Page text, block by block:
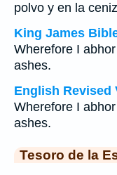
polvo y en la
King James
Wherefore I abhor
ashes.
English Revised
Wherefore I
ashes.
Tesoro de la